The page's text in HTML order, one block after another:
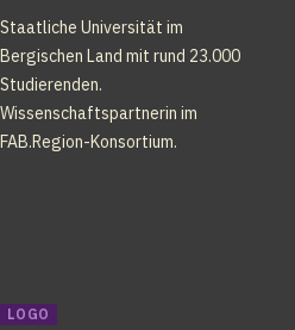
Staatliche Universität im
Bergischen Land mit rund 23.000
Studierenden.
Wissenschaftspartnerin im
FAB.Region-Konsortium.
LOGO